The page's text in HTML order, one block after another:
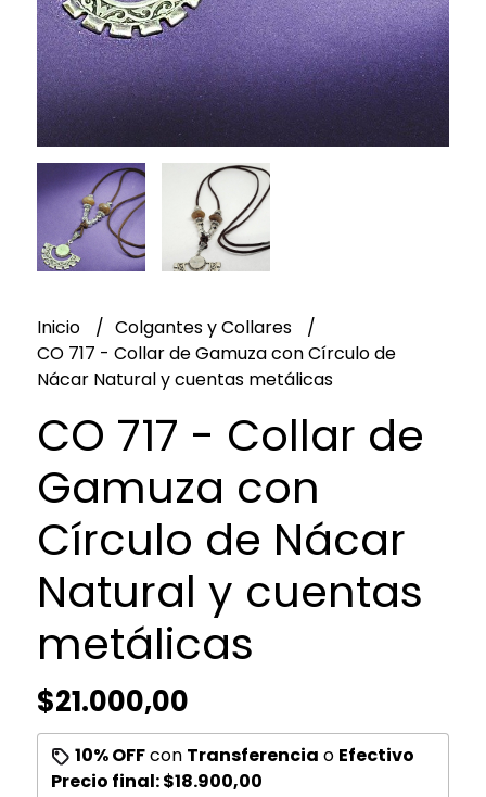
Inicio
Colgantes y Collares
CO 717 - Collar de Gamuza con Círculo de
Nácar Natural y cuentas metálicas
CO 717 - Collar de
Gamuza con
Círculo de Nácar
Natural y cuentas
metálicas
$21.000,00
10% OFFcon Transferencia o Efectivo
Precio final:$18.900,00